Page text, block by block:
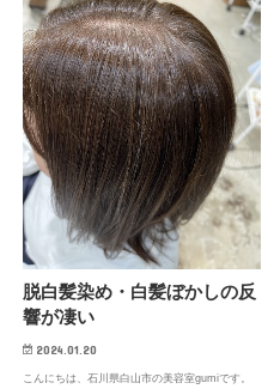
脱白髪染め・白髪ぼかしの反
響が凄い
2024.01.20
こんにちは、石川県白山市の美容室gumiです。